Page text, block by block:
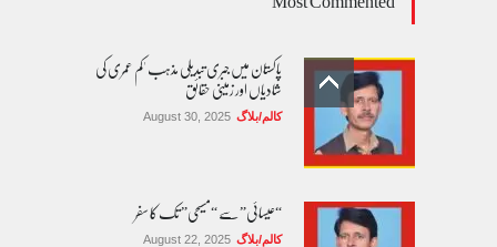
پاکستان میں جبری تبدیلی مذہب 'کم عمری کی
شادیاں اور زمینی حقائق
کالم/بلاگ August 30, 2025
“عیسائی” سے “مسیحی” تک کا سفر
کالم/بلاگ August 22, 2025